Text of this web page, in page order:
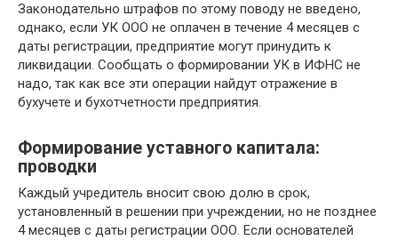
Законодательно штрафов по этому поводу не введено,
однако, если УК ООО не оплачен в течение 4 месяцев с
даты регистрации, предприятие могут принудить к
ликвидации. Сообщать о формировании УК в ИФНС не
надо, так как все эти операции найдут отражение в
бухучете и бухотчетности предприятия.
Формирование уставного капитала:
проводки
Каждый учредитель вносит свою долю в срок,
установленный в решении при учреждении, но не позднее
4 месяцев с даты регистрации ООО. Если основателей